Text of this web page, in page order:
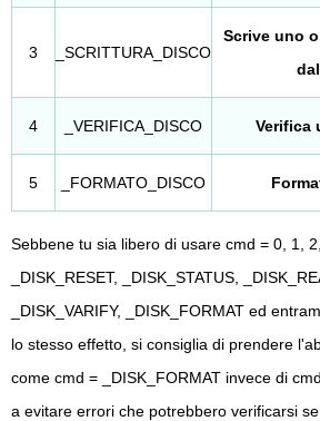
3 _SCRITTURA_DISCO
Scrive uno
4 _VERIFICA_DISCO Verifica
5 _FORMATO_DISCO
Sebbene tu sia libero di usare cmd = 0, 1,
_DISK_RESET, _DISK_STATUS,
_DISK_VARIFY, _DISK_FORMAT ed
lo stesso effetto, si consiglia di prendere
come cmd = _DISK_FORMAT invece di
a evitare errori che potrebbero verificarsi